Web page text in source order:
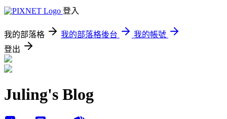
登入
我的部落格 我的部落格後台
我的帳號
登出
Juling's Blog